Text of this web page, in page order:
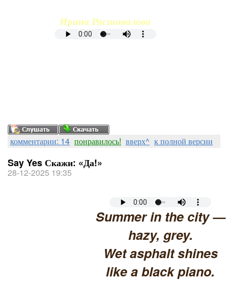
Ирина Расшивалова
комментарии: 14 понравилось! вверх^ к полной версии
Say Yes Скажи: «Да!»
28-12-2025 19:35
Summer in the city —
hazy, grey.
Wet asphalt shines
like a black piano.